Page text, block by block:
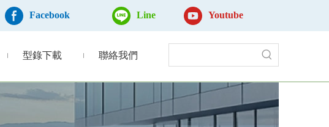
Facebook Line Youtube
型錄下載 聯絡我們